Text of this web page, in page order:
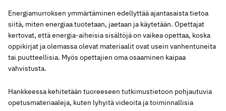
Energiamurroksen ymmärtäminen edellyttää ajantasaista tietoa
siitä, miten energiaa tuotetaan, jaetaan ja käytetään. Opettajat
kertovat, että energia-aiheisia sisältöjä on vaikea opettaa, koska
oppikirjat ja olemassa olevat materiaalit ovat usein vanhentuneita
tai puutteellisia. Myös opettajien oma osaaminen kaipaa
vahvistusta.
Hankkeessa kehitetään tuoreeseen tutkimustietoon pohjautuvia
opetusmateriaaleja, kuten lyhyitä videoita ja toiminnallisia